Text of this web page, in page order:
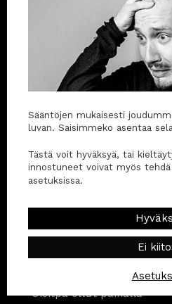
Asiantuntijat
Opi ja inspiroidu
Referenssit
Hinnasto
Töihin meille?
Oisitpa ollut paikalla
Sääntöjen mukaisesti
luvan. Saisimmeko asentaa
Tästä voit hyväksyä, tai
innostuneet voivat myös
asetuksissa.
Ei